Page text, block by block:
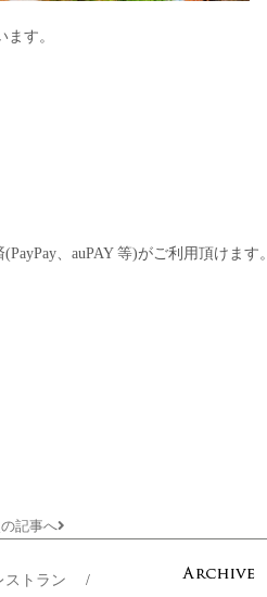
す。
、auPAY 等)がご利用頂けます。
記事へ
ストラン /